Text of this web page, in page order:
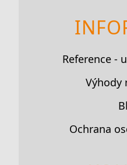
Reference -
Výhody
Ochrana